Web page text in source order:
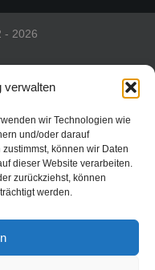
verwalten
wir Technologien wie
und/oder darauf
können wir Daten
dieser Website verarbeiten.
zurückziehst, können
werden.
- 2026